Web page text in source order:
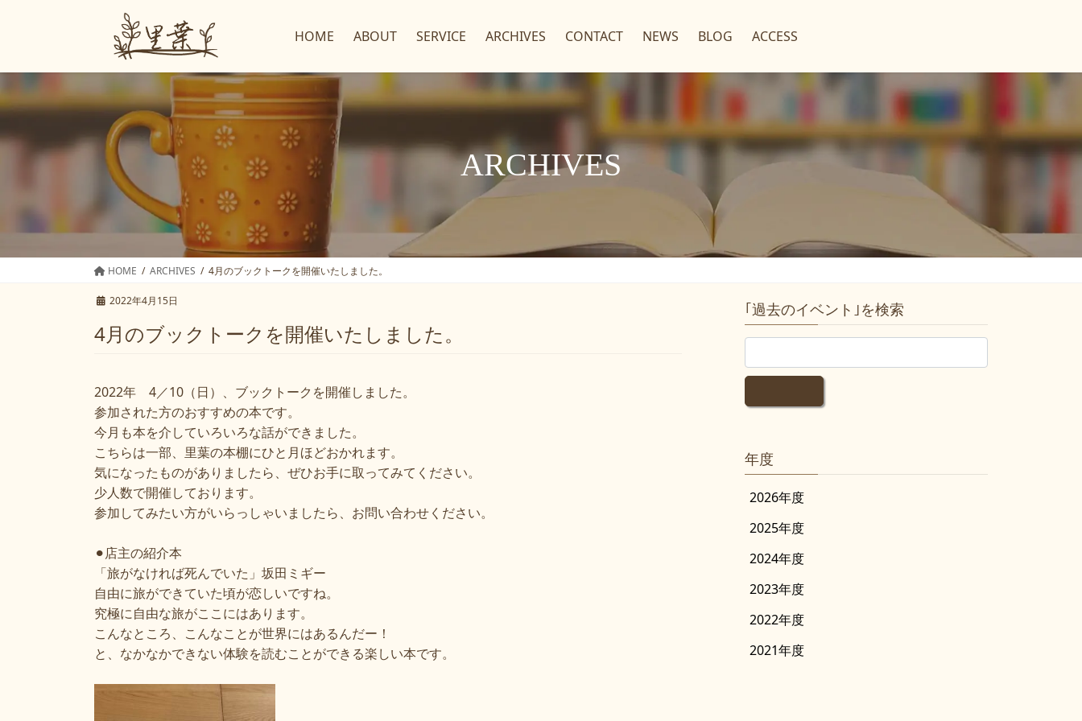
ン
ツ
へ
ー
シ
ョ
HOME ABOUT SERVICE ARCHIVES CONTACT NEWS BLOG ACCESS
ARCHIVES
HOME ARCHIVES 4月のブックトークを開催いたしました。
2022年4月15日
4月のブックトークを開催いたしました。
2022年 4／10（日）、ブックトークを開催しました。
参加された方のおすすめの本です。
今月も本を介していろいろな話ができました。
こちらは一部、里葉の本棚にひと月ほどおかれます。
気になったものがありましたら、ぜひお手に取ってみてください。
少人数で開催しております。
参加してみたい方がいらっしゃいましたら、お問い合わせください。
⚫︎店主の紹介本
「旅がなければ死んでいた」坂田ミギー
自由に旅ができていた頃が恋しいですね。
究極に自由な旅がここにはあります。
こんなところ、こんなことが世界にはあるんだー！
と、なかなかできない体験を読むことができる楽しい本です。
｢過去のイベント｣を検索
年度
2026年度
2025年度
2024年度
2023年度
2022年度
2021年度